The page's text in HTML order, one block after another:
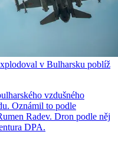
v Bulharsku poblíž
vzdušného
Oznámil to podle
Radev. Dron podle něj
DPA.